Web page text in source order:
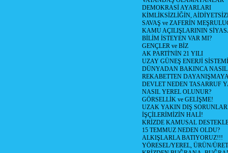
DEMOKRASİ AYARLARI
KİMLİKSİZLİĞİN,
SAVAŞ ve ZAFERİN
KAMU AÇILIŞLARININ
BİLİM İSTEYEN VAR MI?
GENÇLER ve BİZ
AK PARTİ'NİN 21 YILI
UZAY GÜNEŞ ENERJİ SİSTEMİ
DÜNYADAN BAKINCA
REKABETTEN
DEVLET NEDEN TASARRUF
NASIL YEREL OLUNUR?
GÖRSELLİK ve GELİŞME!
UZAK YAKIN DIŞ
İŞÇİLERİMİZİN HALİ!
KRİZDE KAMUSAL
15 TEMMUZ NEDEN OLDU?
ALKIŞLARLA BATIYORUZ!!!
YÖRESEL/YEREL, ÜRÜN/